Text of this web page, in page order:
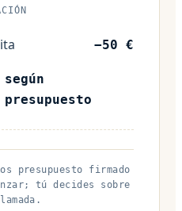
−50 €
según
presupuesto
presupuesto firmado
tú decides sobre